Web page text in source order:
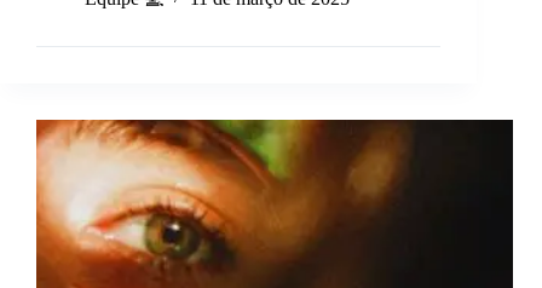
como
de
mudança.